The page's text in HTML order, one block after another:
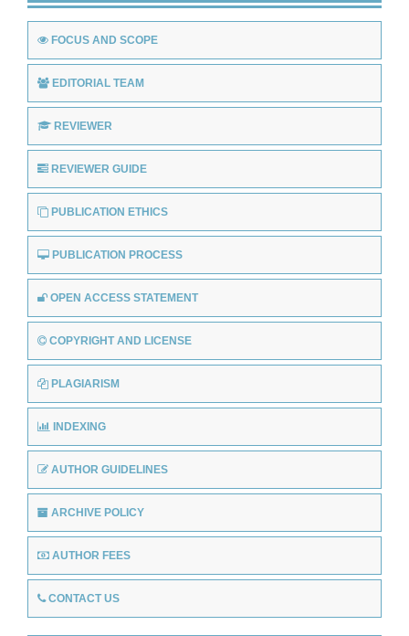
FOCUS AND SCOPE
EDITORIAL TEAM
REVIEWER
REVIEWER GUIDE
PUBLICATION ETHICS
PUBLICATION PROCESS
OPEN ACCESS STATEMENT
COPYRIGHT AND LICENSE
PLAGIARISM
INDEXING
AUTHOR GUIDELINES
ARCHIVE POLICY
AUTHOR FEES
CONTACT US